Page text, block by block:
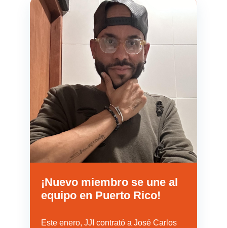
¡Nuevo miembro se une al
equipo en Puerto Rico!
Este enero, JJI contrató a José Carlos